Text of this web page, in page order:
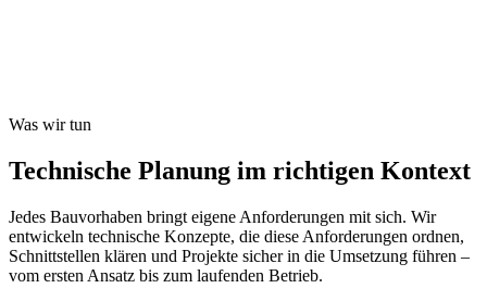
Was wir tun
Technische Planung im richtigen Kontext
Jedes Bauvorhaben bringt eigene Anforderungen mit sich. Wir
entwickeln technische Konzepte, die diese Anforderungen ordnen,
Schnittstellen klären und Projekte sicher in die Umsetzung führen –
vom ersten Ansatz bis zum laufenden Betrieb.